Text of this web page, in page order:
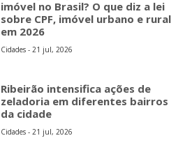
imóvel no Brasil? O que diz a lei
sobre CPF, imóvel urbano e rural
em 2026
Cidades - 21 jul, 2026
Ribeirão intensifica ações de
zeladoria em diferentes bairros
da cidade
Cidades - 21 jul, 2026